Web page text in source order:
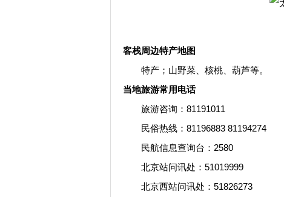
客栈周边特产地图
特产；山野菜、核桃、葫芦等。
当地旅游常用电话
旅游咨询：81191011
民俗热线：81196883 81194274
民航信息查询台：2580
北京站问讯处：51019999
北京西站问讯处：51826273